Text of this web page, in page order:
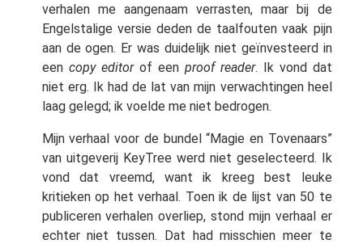
verhalen me aangenaam verrasten, maar bij de
Engelstalige versie deden de taalfouten vaak pijn
aan de ogen. Er was duidelijk niet geïnvesteerd in
een copy editorof een proof reader. Ik vond dat
niet erg. Ik had de lat van mijn verwachtingen heel
laag gelegd; ik voelde me niet bedrogen.
Mijn verhaal voor de bundel “Magie en Tovenaars”
van uitgeverij KeyTree werd niet geselecteerd. Ik
vond dat vreemd, want ik kreeg best leuke
kritieken op het verhaal. Toen ik de lijst van 50 te
publiceren verhalen overliep, stond mijn verhaal er
echter niet tussen. Dat had misschien meer te